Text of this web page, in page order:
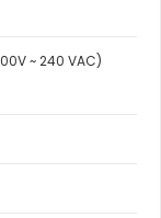
~ 240 VAC)